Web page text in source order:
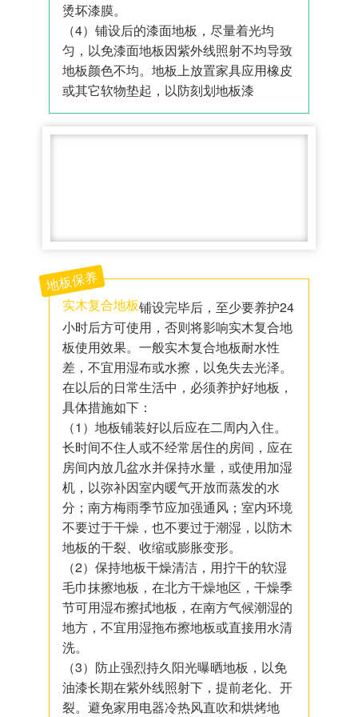
烫坏漆膜。
（4）铺设后的漆面地板，尽量着光均
匀，以免漆面地板因紫外线照射不均导致
地板颜色不均。地板上放置家具应用橡皮
或其它软物垫起，以防刻划地板漆
地板保养
实木复合地板铺设完毕后，至少要养护24
小时后方可使用，否则将影响实木复合地
板使用效果。一般实木复合地板耐水性
差，不宜用湿布或水擦，以免失去光泽。
在以后的日常生活中，必须养护好地板，
具体措施如下：
（1）地板铺装好以后应在二周内入住。
长时间不住人或不经常居住的房间，应在
房间内放几盆水并保持水量，或使用加湿
机，以弥补因室内暖气开放而蒸发的水
分；南方梅雨季节应加强通风；室内环境
不要过于干燥，也不要过于潮湿，以防木
地板的干裂、收缩或膨胀变形。
（2）保持地板干燥清洁，用拧干的软湿
毛巾抹擦地板，在北方干燥地区，干燥季
节可用湿布擦拭地板，在南方气候潮湿的
地方，不宜用湿拖布擦地板或直接用水清
洗。
（3）防止强烈持久阳光曝晒地板，以免
油漆长期在紫外线照射下，提前老化、开
裂。避免家用电器冷热风直吹和烘烤地